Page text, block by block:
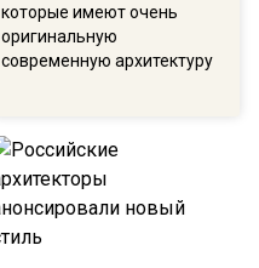
которые имеют очень
оригинальную
современную архитектуру